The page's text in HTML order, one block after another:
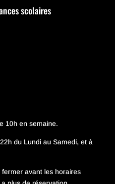
scolaires
10h en semaine.
du Lundi au Samedi, et à
avant les horaires